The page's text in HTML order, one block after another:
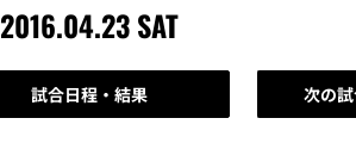
2016.04.23 SAT
試合日程・結果 次の